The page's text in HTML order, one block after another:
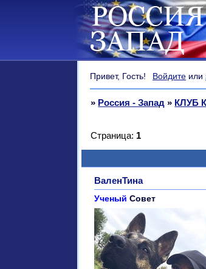
Привет, Гость! Войдите или
» Россия - Запад » КЛУБ
Страница: 1
ВаленТина
Ученый Совет